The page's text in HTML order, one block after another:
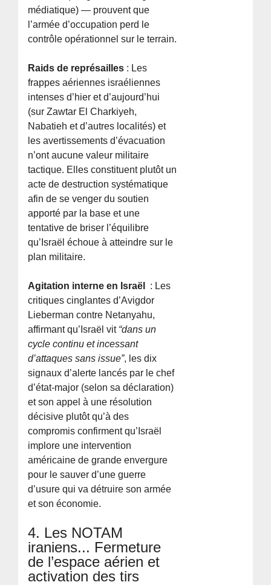
médiatique) — prouvent que
l’armée d’occupation perd le
contrôle opérationnel sur le terrain.
Raids de représailles : Les
frappes aériennes israéliennes
intenses d’hier et d’aujourd’hui
(sur Zawtar El Charkiyeh,
Nabatieh et d’autres localités) et
les avertissements d’évacuation
n’ont aucune valeur militaire
tactique. Elles constituent plutôt un
acte de destruction systématique
afin de se venger du soutien
apporté par la base et une
tentative de briser l’équilibre
qu’Israël échoue à atteindre sur le
plan militaire.
Agitation interne en Israël
: Les
critiques cinglantes d’Avigdor
Lieberman contre Netanyahu,
affirmant qu’Israël vit “dans un
cycle continu et incessant
d’attaques sans issue”, les dix
signaux d’alerte lancés par le chef
d’état-major (selon sa déclaration)
et son appel à une résolution
décisive plutôt qu’à des
compromis confirment qu’Israël
implore une intervention
américaine de grande envergure
pour le sauver d’une guerre
d’usure qui va détruire son armée
et son économie.
4. Les NOTAM
iraniens... Fermeture
de l’espace aérien et
activation des tirs